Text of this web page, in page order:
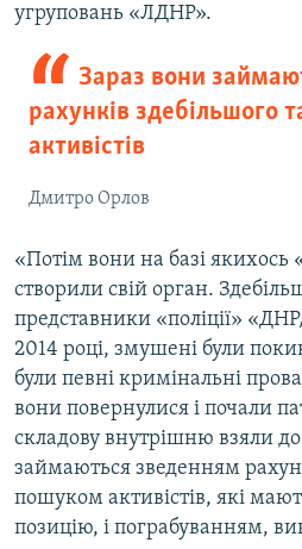
угруповань «ЛДНР».
Зараз вони
рахунків здебільшого
активістів
Дмитро Орлов
«Потім вони на базі
створили свій орган.
представники «поліції»
2014 році, змушені були
були певні кримінальні
вони повернулися і почали
складову внутрішню взяли
займаються зведенням
пошуком активістів, які
позицію, і пограбуванням,